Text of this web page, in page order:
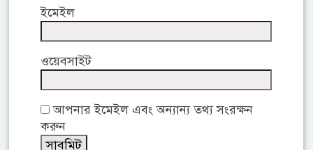
ইমেইল
ওয়েবসাইট
আপনার ইমেইল এবং অন্যান্য তথ্য সংরক্ষন
করুন